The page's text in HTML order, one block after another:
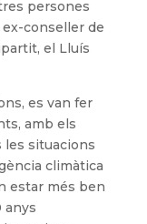
persones
conseller de
el Lluís
es van fer
amb els
situacions
climàtica
estar més ben
anys